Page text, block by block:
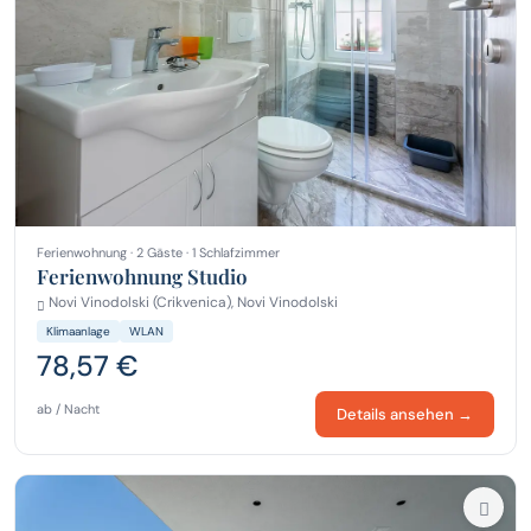
Ferienwohnung · 2 Gäste · 1 Schlafzimmer
Ferienwohnung Studio
Novi Vinodolski (Crikvenica), Novi Vinodolski
Klimaanlage WLAN
78,57 €
ab / Nacht Details ansehen →